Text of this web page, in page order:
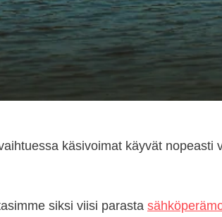
käsivoimat käyvät nopeasti
siksi viisi parasta